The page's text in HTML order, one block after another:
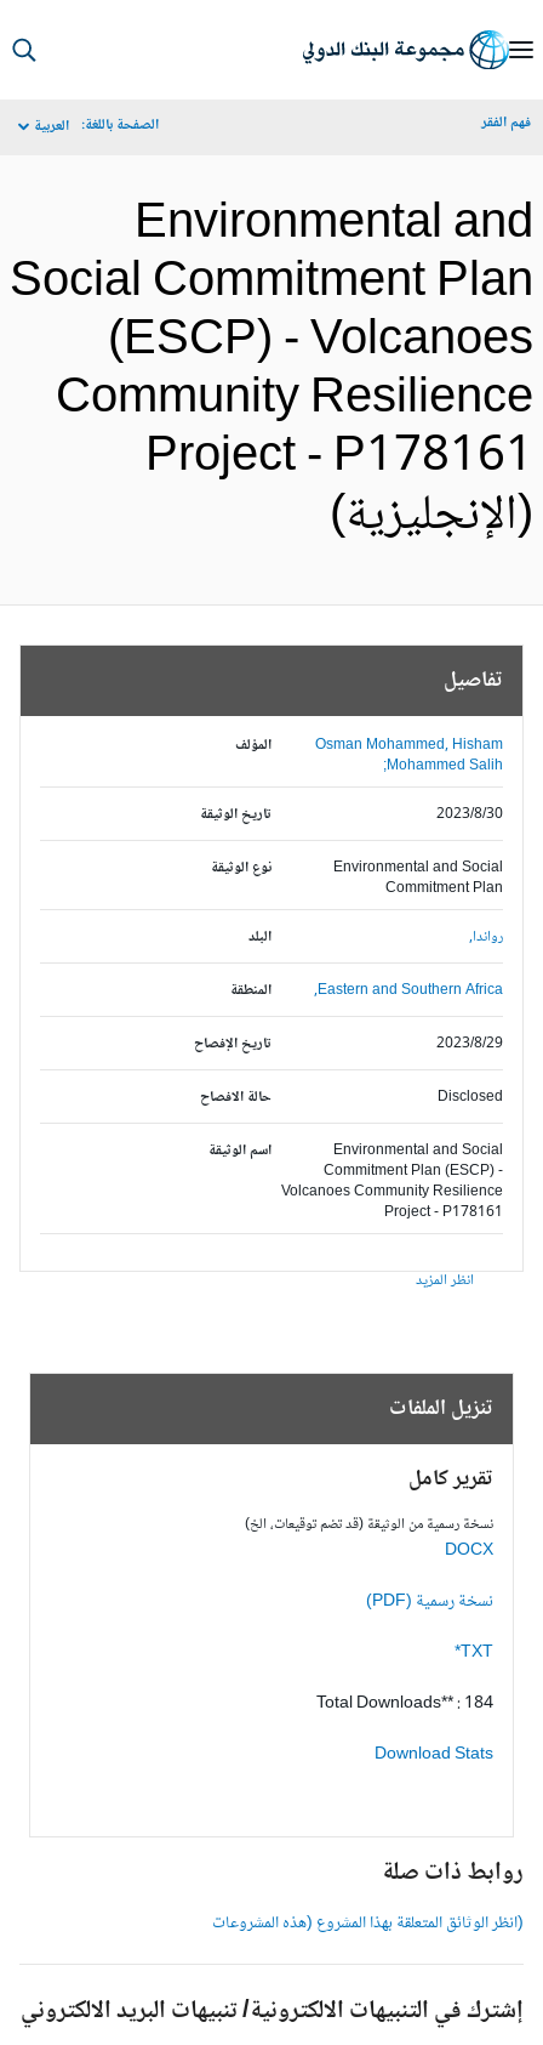
الفقر الصفحة باللغة: العربية
Environmental
Social Commitment
(ESCP) -
Community
Project -
تفاصيل
المؤلف
Osman Mohammed, Hisham
Mohammed Salih;
تاريخ الوثيقة
2023/8/30
نوع الوثيقة
Environmental and Social
Commitment Plan
البلد
رواندا,
المنطقة Eastern and Southern Africa,
تاريخ الإفصاح 2023/8/29
حالة الافصاح Disclosed
اسم الوثيقة
Environmental and Social
Commitment Plan (ESCP) -
Volcanoes Community Resilience
Project - P178161
انظر المزيد
تنزيل الملفات
تقرير كامل
نسخة رسمية من الوثيقة (قد تضم توقيعات، الخ)
DOCX
نسخة رسمية (PDF)
TXT*
Total Downloads** : 184
Download Stats
روابط ذات صلة
(انظر الوثائق المتعلقة بهذا المشروع (هذه المشروعات
إشترك في التنبيهات الالكترونية/ تنبيهات البريد الالكتروني